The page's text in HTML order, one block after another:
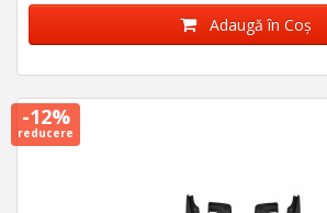
Adaugă în Coş
-12%
reducere